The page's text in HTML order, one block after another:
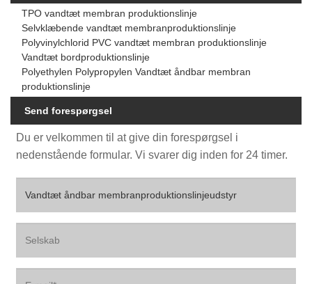
TPO vandtæt membran produktionslinje
Selvklæbende vandtæt membranproduktionslinje
Polyvinylchlorid PVC vandtæt membran produktionslinje
Vandtæt bordproduktionslinje
Polyethylen Polypropylen Vandtæt åndbar membran
produktionslinje
Send forespørgsel
Du er velkommen til at give din forespørgsel i
nedenstående formular. Vi svarer dig inden for 24 timer.